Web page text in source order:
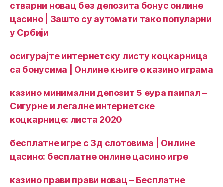
стварни новац без депозита бонус онлине
цасино | Зашто су аутомати тако популарни
у Србији
осигурајте интернетску листу коцкарница
са бонусима | Онлине књиге о казино играма
казино минимални депозит 5 еура паипал –
Сигурне и легалне интернетске
коцкарнице: листа 2020
бесплатне игре с 3д слотовима | Онлине
цасино: бесплатне онлине цасино игре
казино прави прави новац – Бесплатне